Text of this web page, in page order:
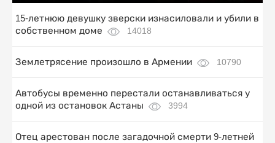
15-летнюю девушку зверски изнасиловали и убили в
собственном доме
14018
Землетрясение произошло в Армении 10790
Автобусы временно перестали останавливаться у
одной из остановок Астаны
3994
Отец арестован после загадочной смерти 9-летней